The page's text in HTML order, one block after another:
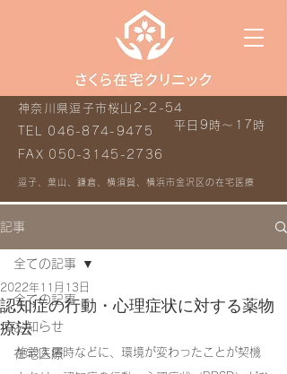
平日9時～17時
神奈川県逗子市桜山2-2-54
TEL 046-874-9475
FAX 050-3145-2736
逗子、葉山、鎌倉、横須賀、横浜市金沢区の在宅医療
記事
全ての記事
お知らせ
在宅医療
全ての記事
認知症の行動・心理症状に対する薬物
療法
2022年11月13日
施設入居時などに、環境が変わったことが契機